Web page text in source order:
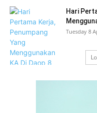
Hari
Tuesday 8